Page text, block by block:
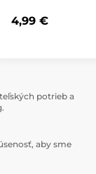
4,99 €
potrieb a
aby sme